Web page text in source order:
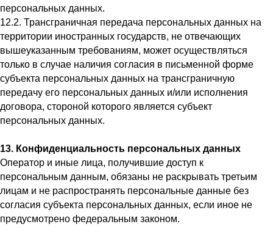
персональных данных.
12.2. Трансграничная передача персональных данных на
территории иностранных государств, не отвечающих
вышеуказанным требованиям, может осуществляться
только в случае наличия согласия в письменной форме
субъекта персональных данных на трансграничную
передачу его персональных данных и/или исполнения
договора, стороной которого является субъект
персональных данных.
13. Конфиденциальность персональных данных
Оператор и иные лица, получившие доступ к
персональным данным, обязаны не раскрывать третьим
лицам и не распространять персональные данные без
согласия субъекта персональных данных, если иное не
предусмотрено федеральным законом.